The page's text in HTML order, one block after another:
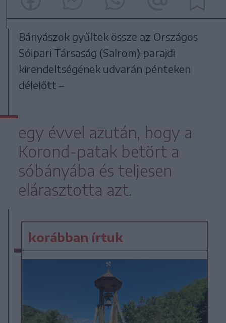
Bányászok gyűltek össze az Országos
Sóipari Társaság (Salrom) parajdi
kirendeltségének udvarán pénteken
délelőtt –
egy évvel azután, hogy a
Korond-patak betört a
sóbányába és teljesen
elárasztotta azt.
korábban írtuk